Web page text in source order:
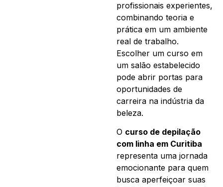
profissionais experientes,
combinando teoria e
prática em um ambiente
real de trabalho.
Escolher um curso em
um salão estabelecido
pode abrir portas para
oportunidades de
carreira na indústria da
beleza.
O curso de depilação
com linha em Curitiba
representa uma jornada
emocionante para quem
busca aperfeiçoar suas